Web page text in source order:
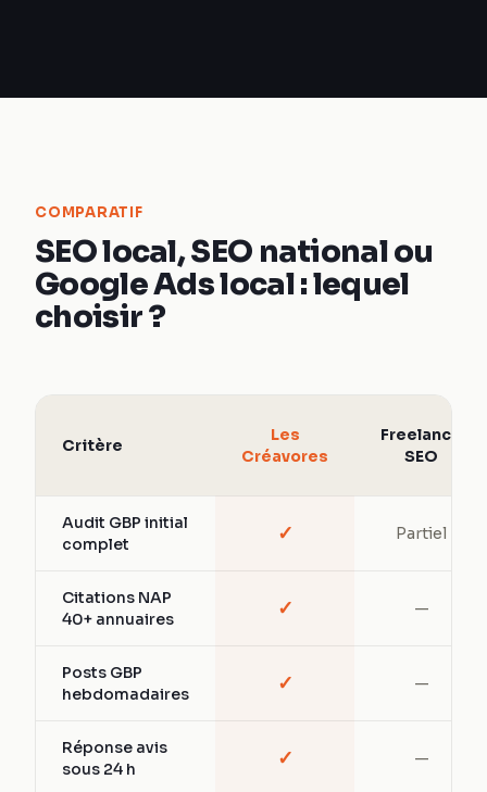
COMPARATIF
SEO local, SEO national ou
Google Ads local : lequel
choisir ?
Critère
Les
Créavores
Freelance
SEO
Audit GBP initial
complet
✓ Partiel
Citations NAP
40+ annuaires
✓ —
Posts GBP
hebdomadaires
✓ —
Réponse avis
sous 24 h
✓ —